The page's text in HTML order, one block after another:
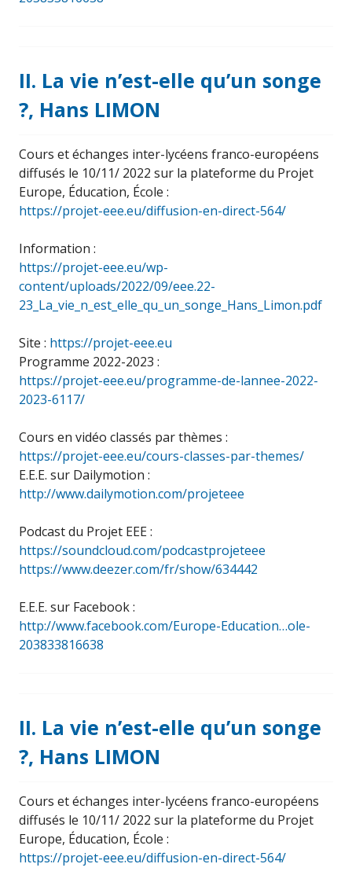
II. La vie n’est-elle qu’un songe
?, Hans LIMON
Cours et échanges inter-lycéens franco-européens
diffusés le 10/11/ 2022 sur la plateforme du Projet
Europe, Éducation, École :
https://projet-eee.eu/diffusion-en-direct-564/
Information :
https://projet-eee.eu/wp-
content/uploads/2022/09/eee.22-
23_La_vie_n_est_elle_qu_un_songe_Hans_Limon.pdf
Site : https://projet-eee.eu
Programme 2022-2023 :
https://projet-eee.eu/programme-de-lannee-2022-
2023-6117/
Cours en vidéo classés par thèmes :
https://projet-eee.eu/cours-classes-par-themes/
E.E.E. sur Dailymotion :
http://www.dailymotion.com/projeteee
Podcast du Projet EEE :
https://soundcloud.com/podcastprojeteee
https://www.deezer.com/fr/show/634442
E.E.E. sur Facebook :
http://www.facebook.com/Europe-Education…ole-
203833816638
II. La vie n’est-elle qu’un songe
?, Hans LIMON
Cours et échanges inter-lycéens franco-européens
diffusés le 10/11/ 2022 sur la plateforme du Projet
Europe, Éducation, École :
https://projet-eee.eu/diffusion-en-direct-564/